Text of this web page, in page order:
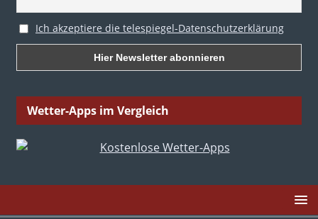
Ich akzeptiere die telespiegel-Datenschutzerklärung
Wetter-Apps im Vergleich